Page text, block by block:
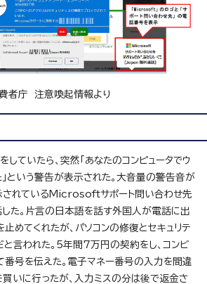
者庁 注意喚起情報より
していたら、突然「あなたのコンピュータでウ
」という警告が表示された。大音量の警告音が
されているMicrosoftサポート問い合わせ先
した。片言の日本語を話す外国人が電話に出
めてくれたが、パソコンの修復とセキュリテ
と言われた。5年間7万円の契約をし、コンビ
番号を伝えた。電子マネー番号の入力を間違
買いに行ったが、入力ミスの分は後で返金さ